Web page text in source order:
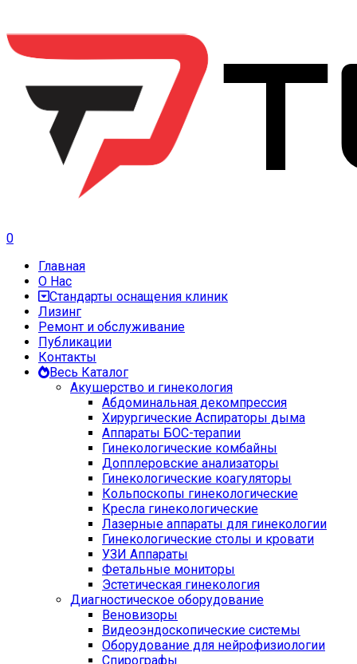
0
Главная
О Нас
Стандарты оснащения клиник
Лизинг
Ремонт и обслуживание
Публикации
Контакты
Весь Каталог
Акушерство и гинекология
Абдоминальная декомпрессия
Хирургические Аспираторы дыма
Аппараты БОС-терапии
Гинекологические комбайны
Допплеровские анализаторы
Гинекологические коагуляторы
Кольпоскопы гинекологические
Кресла гинекологические
Лазерные аппараты для гинекологии
Гинекологические столы и кровати
УЗИ Аппараты
Фетальные мониторы
Эстетическая гинекология
Диагностическое оборудование
Веновизоры
Видеоэндоскопические системы
Оборудование для нейрофизиологии
Спирографы